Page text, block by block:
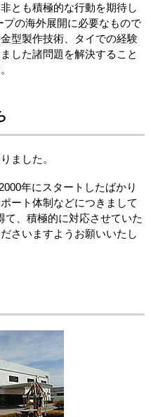
とも積極的な行動を期待し
の海外展開に必要なもので
型製作技術、タイでの経験
した諸問題を解決すること
ました。
年にスタートしたばかり
ート体制などにつきまして
て、積極的に対応させていた
さいますようお願いいたし